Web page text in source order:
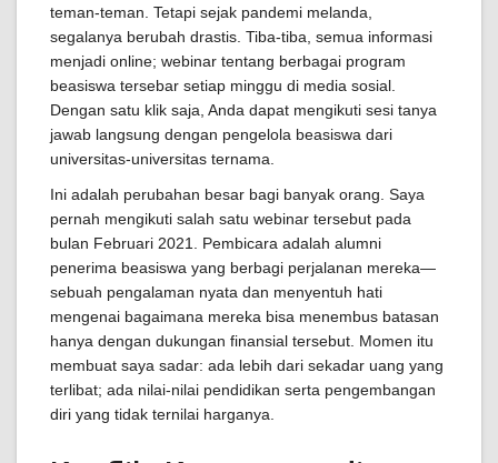
teman-teman. Tetapi sejak pandemi melanda,
segalanya berubah drastis. Tiba-tiba, semua informasi
menjadi online; webinar tentang berbagai program
beasiswa tersebar setiap minggu di media sosial.
Dengan satu klik saja, Anda dapat mengikuti sesi tanya
jawab langsung dengan pengelola beasiswa dari
universitas-universitas ternama.
Ini adalah perubahan besar bagi banyak orang. Saya
pernah mengikuti salah satu webinar tersebut pada
bulan Februari 2021. Pembicara adalah alumni
penerima beasiswa yang berbagi perjalanan mereka—
sebuah pengalaman nyata dan menyentuh hati
mengenai bagaimana mereka bisa menembus batasan
hanya dengan dukungan finansial tersebut. Momen itu
membuat saya sadar: ada lebih dari sekadar uang yang
terlibat; ada nilai-nilai pendidikan serta pengembangan
diri yang tidak ternilai harganya.